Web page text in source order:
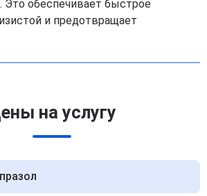
Это обеспечивает быстрое
и предотвращает
на услугу